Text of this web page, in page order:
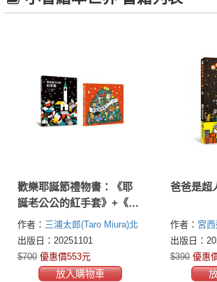
歡樂耶誕節禮物書：《耶
誕老公公的紅手套》+《耶
誕節快到了！》
作者： 三浦太郎(Taro Miura)北
岸由美(Yumi Kitagishi)
出版日：20251101
$700 優惠價553元
放入購物車
爸爸是超
作者： 宮
や Tatsuya
出版日：
$390 優惠